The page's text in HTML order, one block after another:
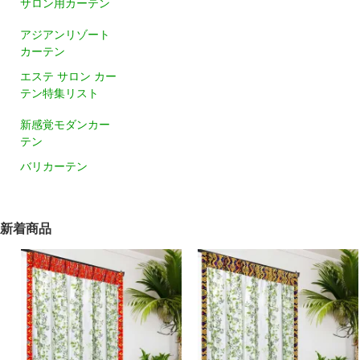
サロン用カーテン
アジアンリゾート
カーテン
エステ サロン カー
テン特集リスト
新感覚モダンカー
テン
バリカーテン
新着商品